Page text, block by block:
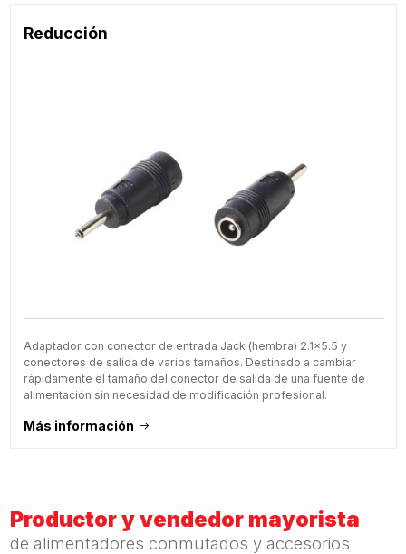
Reducción
Adaptador con conector de entrada Jack (hembra) 2.1x5.5 y
conectores de salida de varios tamaños. Destinado a cambiar
rápidamente el tamaño del conector de salida de una fuente de
alimentación sin necesidad de modificación profesional.
Más información
Productor y vendedor mayorista
de alimentadores conmutados y accesorios